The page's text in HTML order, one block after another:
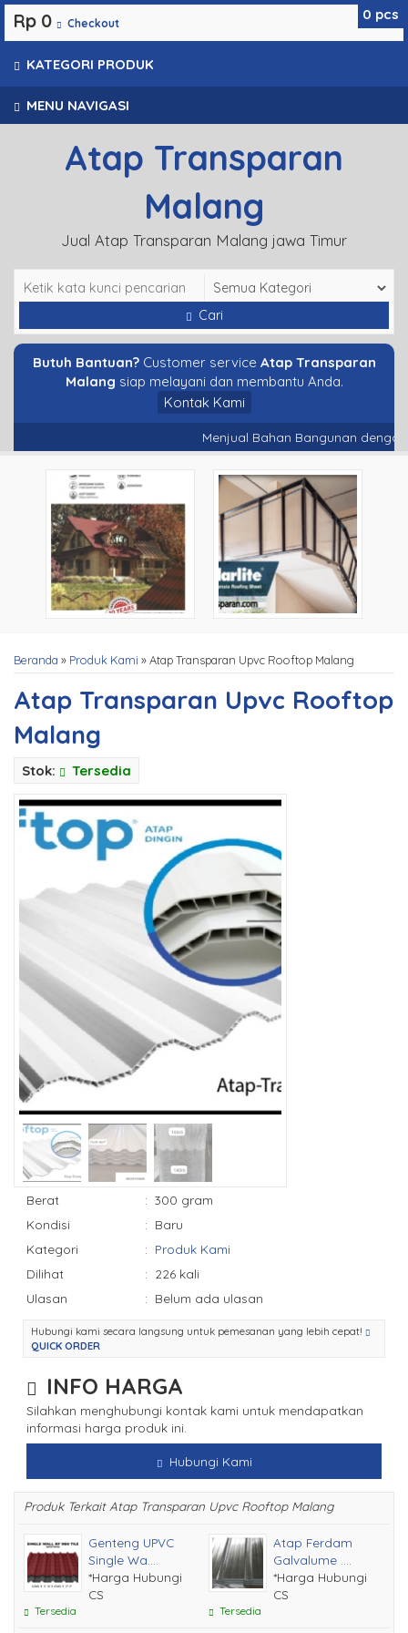
MENU NAVIGASI
Atap Transparan
Malang
Jual Atap Transparan Malang jawa Timur
Cari
Butuh Bantuan?Customer service Atap Transparan
Malang siap melayani dan membantu Anda.
Kontak Kami
Menjual Bahan Bangunan dengan
Beranda » Produk Kami »Atap Transparan Upvc Rooftop Malang
Atap Transparan Upvc Rooftop
Malang
Stok: Tersedia
Berat : 300 gram
Kondisi
: Baru
Kategori
: Produk Kami
Dilihat
: 226 kali
Ulasan
: Belum ada ulasan
Hubungi kami secara langsung untuk pemesanan yang lebih cepat!
QUICK ORDER
INFO HARGA
Silahkan menghubungi kontak kami untuk mendapatkan
informasi harga produk ini.
Hubungi Kami
Produk Terkait Atap Transparan Upvc Rooftop Malang
Genteng UPVC
Single Wa....
*Harga Hubungi
CS
Tersedia
Atap Ferdam
Galvalume ....
*Harga Hubungi
CS
Tersedia
0 pcs
Rp 0 Checkout
KATEGORI PRODUK